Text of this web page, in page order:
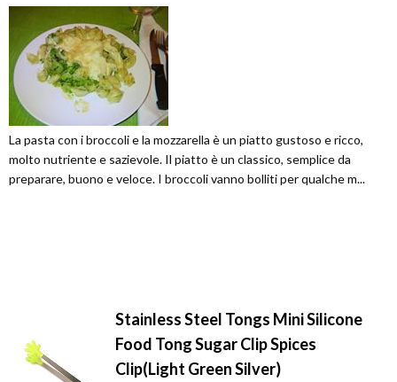
La pasta con i broccoli e la mozzarella è un piatto gustoso e ricco,
molto nutriente e sazievole. Il piatto è un classico, semplice da
preparare, buono e veloce. I broccoli vanno bolliti per qualche m...
Stainless Steel Tongs Mini Silicone
Food Tong Sugar Clip Spices
Clip(Light Green Silver)